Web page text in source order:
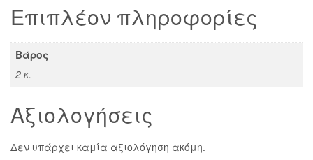
ποσότητα
Επιπλέον πληροφορίες
Βάρος
2 κ.
Αξιολογήσεις
Δεν υπάρχει καμία αξιολόγηση ακόμη.